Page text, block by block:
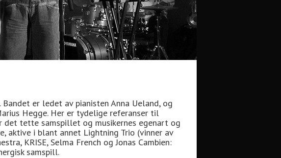
er ledet av pianisten Anna Ueland, og
Hegge. Her er tydelige referanser til
det tette samspillet og musikernes egenart og
aktive i blant annet Lightning Trio (vinner av
KRISE, Selma French og Jonas Cambien:
samspill.